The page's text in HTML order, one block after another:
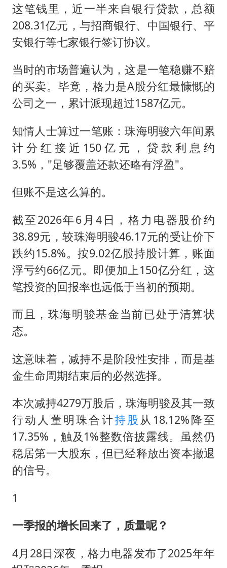
这笔钱里，近一半来自银行贷款，总额
208.31亿元，与招商银行、中国银行、平
安银行等七家银行签订协议。
当时的市场普遍认为，这是一笔稳赚不赔
的买卖。毕竟，格力是A股分红最慷慨的
公司之一，累计派现超过1587亿元。
知情人士算过一笔账：珠海明骏六年间累
计分红接近150亿元，贷款利息约
3.5%，"足够覆盖还款还略有浮盈"。
但账不是这么算的。
截至2026年6月4日，格力电器股价约
38.89元，较珠海明骏46.17元的受让价下
跌约15.8%。按9.02亿股持股计算，账面
浮亏约66亿元。即便加上150亿分红，这
笔投资的回报率也远低于当初的预期。
而且，珠海明骏基金当前已处于清算状
态。
这意味着，减持不是阶段性安排，而是基
金生命周期结束后的必然选择。
本次减持4279万股后，珠海明骏及其一致
行动人 董明珠合计持股 从18.12%降至
17.35%，触及1%整数倍披露线。虽然仍
稳居第一大股东，但已经释放出资本撤退
的信号。
1
一季报的增长回来了，质量呢？
4月28日深夜，格力电器发布了2025年年